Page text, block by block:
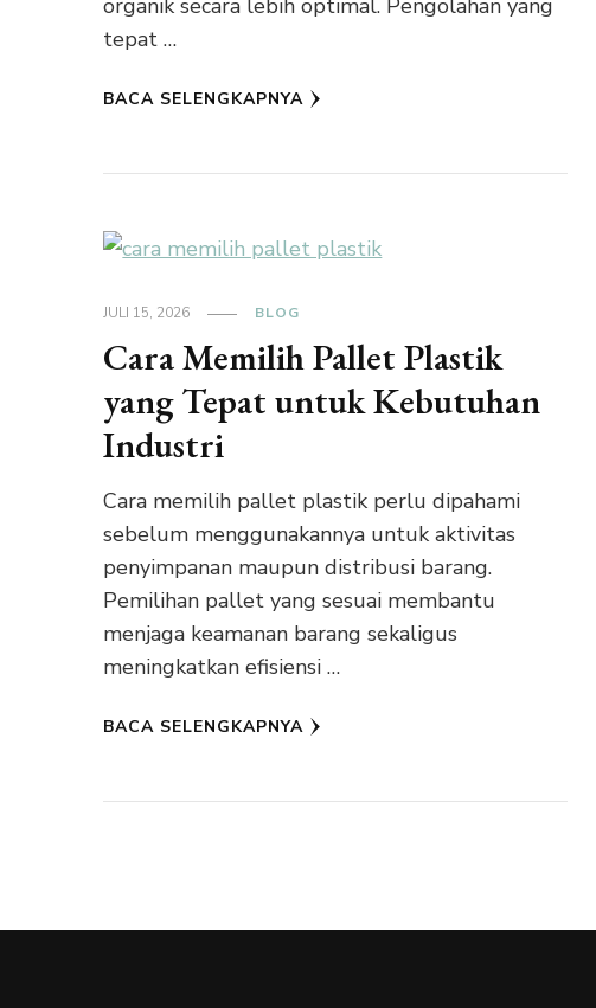
organik secara lebih optimal. Pengolahan yang
tepat …
BACA SELENGKAPNYA
JULI 15, 2026 BLOG
Cara Memilih Pallet Plastik
yang Tepat untuk Kebutuhan
Industri
Cara memilih pallet plastik perlu dipahami
sebelum menggunakannya untuk aktivitas
penyimpanan maupun distribusi barang.
Pemilihan pallet yang sesuai membantu
menjaga keamanan barang sekaligus
meningkatkan efisiensi …
BACA SELENGKAPNYA